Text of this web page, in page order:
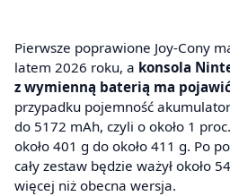
Pierwsze poprawione Joy-Cony
latem 2026 roku, a konsola
z wymienną baterią ma
przypadku pojemność
do 5172 mAh, czyli o około 1
około 401 g do około 411 g. Po
cały zestaw będzie ważył około
więcej niż obecna wersja.